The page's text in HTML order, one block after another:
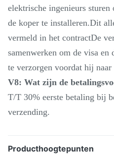
elektrische ingenieurs sturen
de koper te installeren.Dit
vermeld in het contractDe
samenwerken om de visa
te verzorgen voordat hij naar
V8: Wat zijn de
T/T 30% eerste betaling bij
verzending.
Producthoogtepunten